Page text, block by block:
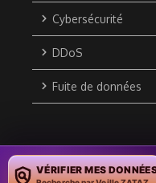
Cybersécurité
DDoS
Fuite de données
Copyright © 2010 / 2026
VÉRIFIER MES
: UN VER WORD EXPLOITE